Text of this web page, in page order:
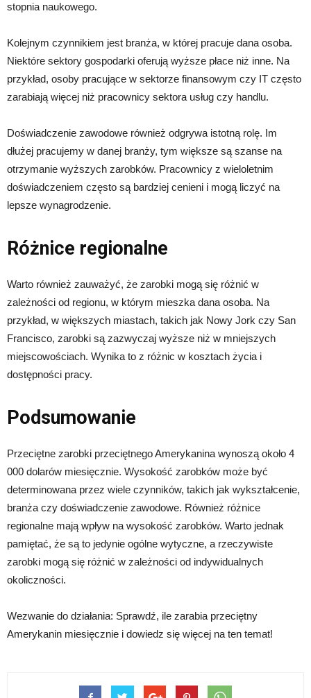
stopnia naukowego.
Kolejnym czynnikiem jest branża, w której pracuje dana osoba.
Niektóre sektory gospodarki oferują wyższe płace niż inne. Na
przykład, osoby pracujące w sektorze finansowym czy IT często
zarabiają więcej niż pracownicy sektora usług czy handlu.
Doświadczenie zawodowe również odgrywa istotną rolę. Im
dłużej pracujemy w danej branży, tym większe są szanse na
otrzymanie wyższych zarobków. Pracownicy z wieloletnim
doświadczeniem często są bardziej cenieni i mogą liczyć na
lepsze wynagrodzenie.
Różnice regionalne
Warto również zauważyć, że zarobki mogą się różnić w
zależności od regionu, w którym mieszka dana osoba. Na
przykład, w większych miastach, takich jak Nowy Jork czy San
Francisco, zarobki są zazwyczaj wyższe niż w mniejszych
miejscowościach. Wynika to z różnic w kosztach życia i
dostępności pracy.
Podsumowanie
Przeciętne zarobki przeciętnego Amerykanina wynoszą około 4
000 dolarów miesięcznie. Wysokość zarobków może być
determinowana przez wiele czynników, takich jak wykształcenie,
branża czy doświadczenie zawodowe. Również różnice
regionalne mają wpływ na wysokość zarobków. Warto jednak
pamiętać, że są to jedynie ogólne wytyczne, a rzeczywiste
zarobki mogą się różnić w zależności od indywidualnych
okoliczności.
Wezwanie do działania: Sprawdź, ile zarabia przeciętny
Amerykanin miesięcznie i dowiedz się więcej na ten temat!